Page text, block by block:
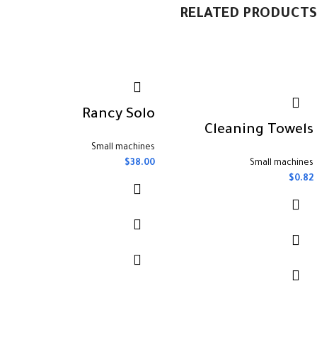
RELATED PRODUCTS
Cleaning Towels
Small machines
$0.82
Rancy Solo
Small machines
$38.00